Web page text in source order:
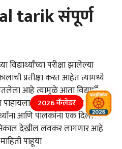
tarik संपूर्ण
विद्यार्थ्यांच्या परीक्षा झालेल्या
प्रतीक्षा करत आहेत त्यामध्ये
आहे त्यामुळे आता विद्यार्थी
मिळत आहे बोनस बोर्डाने
आणि पालकांना एक दिलासा
देखील लवकर लागणार आहे
पाहूया
2026 कॅलेंडर